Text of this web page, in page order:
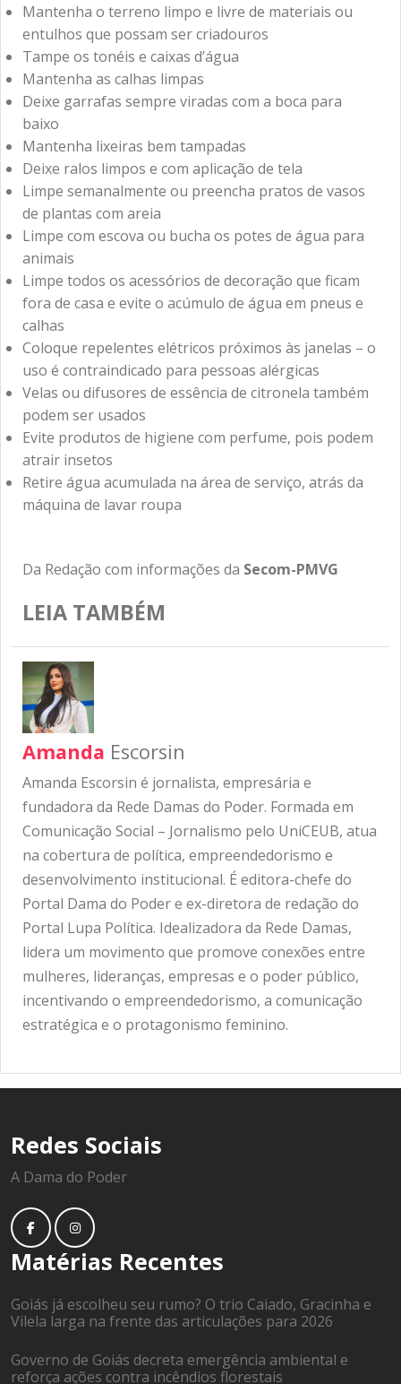
Mantenha o terreno limpo e livre de materiais ou
entulhos que possam ser criadouros
Tampe os tonéis e caixas d’água
Mantenha as calhas limpas
Deixe garrafas sempre viradas com a boca para
baixo
Mantenha lixeiras bem tampadas
Deixe ralos limpos e com aplicação de tela
Limpe semanalmente ou preencha pratos de vasos
de plantas com areia
Limpe com escova ou bucha os potes de água para
animais
Limpe todos os acessórios de decoração que ficam
fora de casa e evite o acúmulo de água em pneus e
calhas
Coloque repelentes elétricos próximos às janelas – o
uso é contraindicado para pessoas alérgicas
Velas ou difusores de essência de citronela também
podem ser usados
Evite produtos de higiene com perfume, pois podem
atrair insetos
Retire água acumulada na área de serviço, atrás da
máquina de lavar roupa
Da Redação com informações da Secom-PMVG
LEIA TAMBÉM
Amanda Escorsin
Amanda Escorsin é jornalista, empresária e
fundadora da Rede Damas do Poder. Formada em
Comunicação Social – Jornalismo pelo UniCEUB, atua
na cobertura de política, empreendedorismo e
desenvolvimento institucional. É editora-chefe do
Portal Dama do Poder e ex-diretora de redação do
Portal Lupa Política. Idealizadora da Rede Damas,
lidera um movimento que promove conexões entre
mulheres, lideranças, empresas e o poder público,
incentivando o empreendedorismo, a comunicação
estratégica e o protagonismo feminino.
Redes Sociais
A Dama do Poder
Matérias Recentes
Goiás já escolheu seu rumo? O trio Caiado, Gracinha e
Vilela larga na frente das articulações para 2026
Governo de Goiás decreta emergência ambiental e
reforça ações contra incêndios florestais